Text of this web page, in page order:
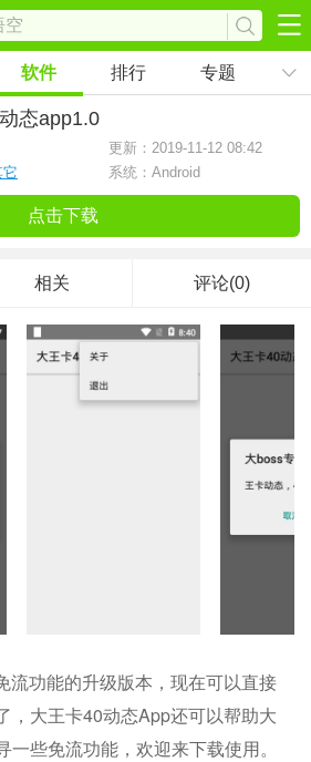
软件 排行 专题
态app1.0
更新：2019-11-12 08:42
系统：Android
点击下载
相关 评论(0)
流功能的升级版本，现在可以直接
，大王卡40动态app还可以帮助大
些免流功能，欢迎来下载使用。